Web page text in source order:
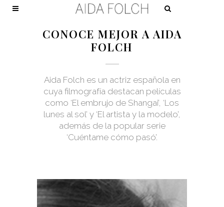
CONOCE MEJOR A AIDA
FOLCH
Aida Folch es un actriz española en
cuya filmografía destacan películas
como ‘El embrujo de Shangai’, ‘Los
lunes al sol’ y ‘El artista y la modelo’,
además de la popular serie
‘Cuéntame cómo pasó’.